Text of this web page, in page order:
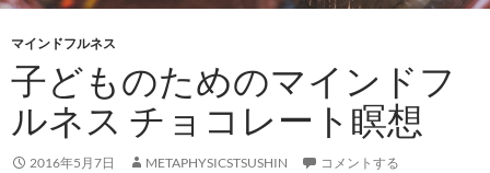
マインドフルネス
子どものためのマインドフ
ルネス チョコレート瞑想
2016年5月7日 METAPHYSICSTSUSHIN コメントする